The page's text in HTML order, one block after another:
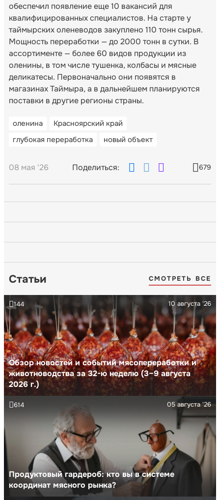
обеспечил появление еще 10 вакансий для
квалифицированных специалистов. На старте у
таймырских оленеводов закуплено 110 тонн сырья.
Мощность переработки — до 2000 тонн в сутки. В
ассортименте — более 60 видов продукции из
оленины, в том числе тушенка, колбасы и мясные
деликатесы. Первоначально они появятся в
магазинах Таймыра, а в дальнейшем планируются
поставки в другие регионы страны.
оленина
Красноярский край
глубокая переработка
новый объект
08 мая '26 Поделиться: 679
Статьи СМОТРЕТЬ ВСЕ
Обзор новостей и событий мясопереработки и
животноводства за 32-ю неделю (3–9 августа
2026 г.)
10 августа '26
144
Продуктовый гардероб: кто вы в системе
координат мясного рынка?
05 августа '26
614